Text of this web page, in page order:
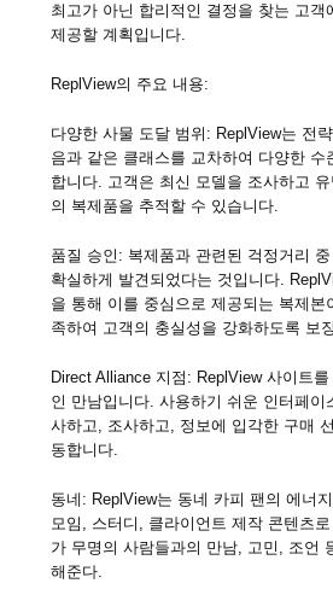
최고가 아닌 합리적인 결정을 찾는 고객
제공할 계획입니다.
ReplView의 주요 내용:
다양한 사물 도달 범위: ReplView는 전
음과 같은 클래스를 교차하여 다양한 수
합니다. 고객은 최신 모델을 조사하고
의 복제품을 추적할 수 있습니다.
품질 승인: 복제품과 관련된 걱정거리
확실하게 발견되었다는 것입니다.
을 통해 이를 중심으로 제공되는 복제본
족하여 고객의 충실성을 강화하도록 보
Direct Alliance 지점: ReplView 사이트
인 만남입니다. 사용하기 쉬운 인터페이
사하고, 조사하고, 정보에 입각한 구매
동합니다.
동네: ReplView는 동네 카피 팬의 에너
모임, 스터디, 클라이언트 제작 콘텐츠
가 무명의 사람들과의 만남, 고민, 조언
해준다.